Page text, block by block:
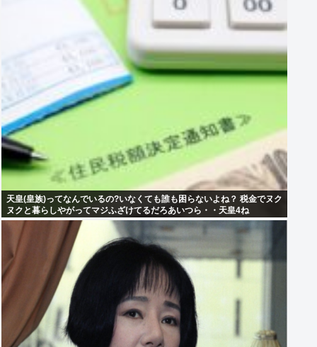
天皇(皇族)ってなんでいるの?いなくても誰も困らないよね？ 税金でヌク
ヌクと暮らしやがってマジふざけてるだろあいつら・・天皇4ね